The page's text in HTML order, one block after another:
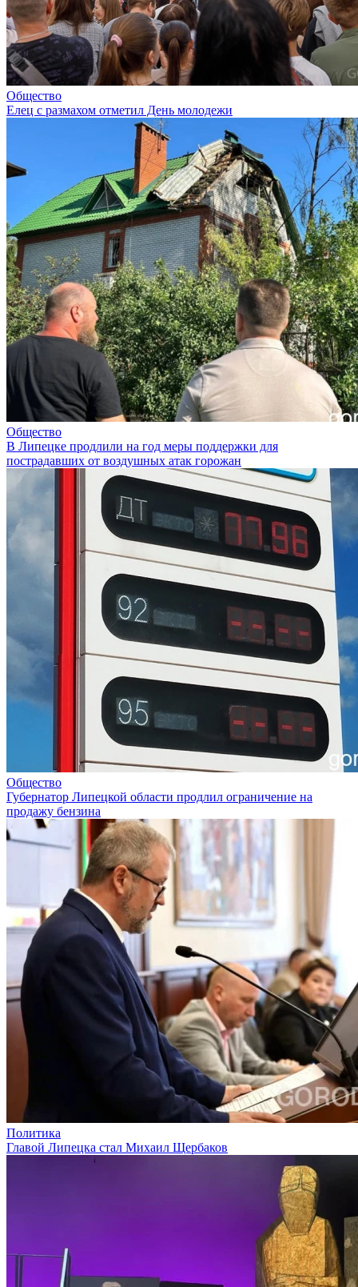
Общество
Елец с размахом отметил День молодежи
Общество
В Липецке продлили на год меры поддержки для
пострадавших от воздушных атак горожан
Общество
Губернатор Липецкой области продлил ограничение на
продажу бензина
Политика
Главой Липецка стал Михаил Щербаков